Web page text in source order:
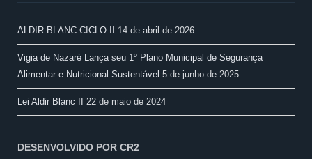
ALDIR BLANC CICLO II 14 de abril de 2026
Vigia de Nazaré Lança seu 1º Plano Municipal de Segurança
Alimentar e Nutricional Sustentável 5 de junho de 2025
Lei Aldir Blanc II 22 de maio de 2024
DESENVOLVIDO POR CR2